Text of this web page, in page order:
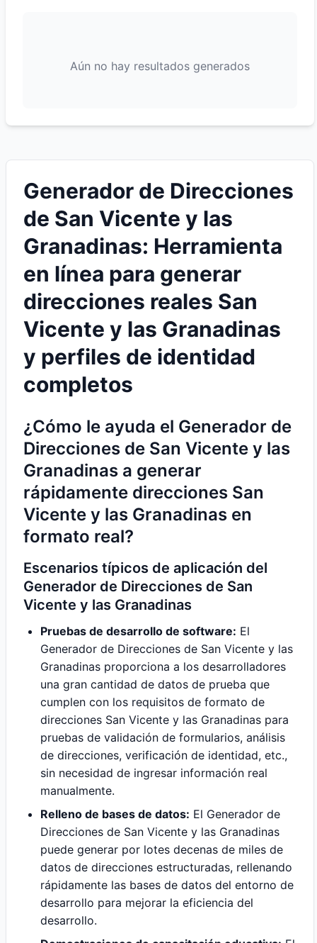
Aún no hay resultados generados
Generador de Direcciones
de San Vicente y las
Granadinas: Herramienta
en línea para generar
direcciones reales San
Vicente y las Granadinas
y perfiles de identidad
completos
¿Cómo le ayuda el Generador de
Direcciones de San Vicente y las
Granadinas a generar
rápidamente direcciones San
Vicente y las Granadinas en
formato real?
Escenarios típicos de aplicación del
Generador de Direcciones de San
Vicente y las Granadinas
Pruebas de desarrollo de software: El
Generador de Direcciones de San Vicente y las
Granadinas proporciona a los desarrolladores
una gran cantidad de datos de prueba que
cumplen con los requisitos de formato de
direcciones San Vicente y las Granadinas para
pruebas de validación de formularios, análisis
de direcciones, verificación de identidad, etc.,
sin necesidad de ingresar información real
manualmente.
Relleno de bases de datos: El Generador de
Direcciones de San Vicente y las Granadinas
puede generar por lotes decenas de miles de
datos de direcciones estructuradas, rellenando
rápidamente las bases de datos del entorno de
desarrollo para mejorar la eficiencia del
desarrollo.